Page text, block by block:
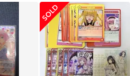
化計画 18セット